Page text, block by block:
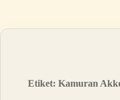
Etiket:Kamuran